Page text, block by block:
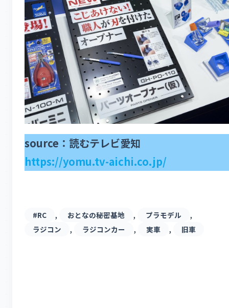
source：読むテレビ愛知
https://yomu.tv-aichi.co.jp/
#RC , おとなの秘密基地 , プラモデル ,
ラジコン , ラジコンカー , 実車 , 旧車